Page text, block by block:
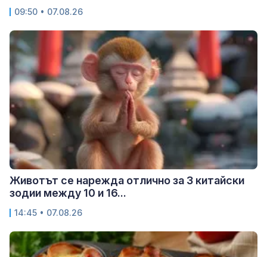
09:50 • 07.08.26
Животът се нарежда отлично за 3 китайски
зодии между 10 и 16...
14:45 • 07.08.26